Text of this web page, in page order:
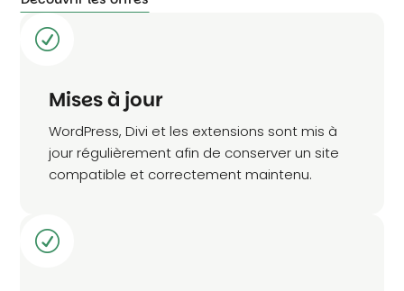
R
Mises à jour
WordPress, Divi et les extensions sont mis à
jour régulièrement afin de conserver un site
compatible et correctement maintenu.
R